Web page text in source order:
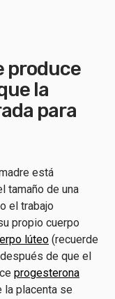
produce
la
para
está
tamaño de una
el trabajo
propio cuerpo
lúteo (recuerde
de que el
progesterona
la placenta se